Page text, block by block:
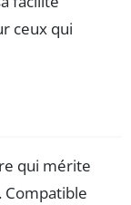
ceux qui
qui mérite
Compatible